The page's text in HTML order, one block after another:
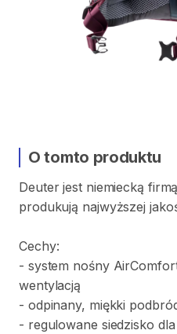
O tomto produktu
Deuter jest niemiecką firmą
produkują najwyższej
Cechy:
- system nośny
wentylacją
- odpinany​,​ miękki
- regulowane siedzisko dla